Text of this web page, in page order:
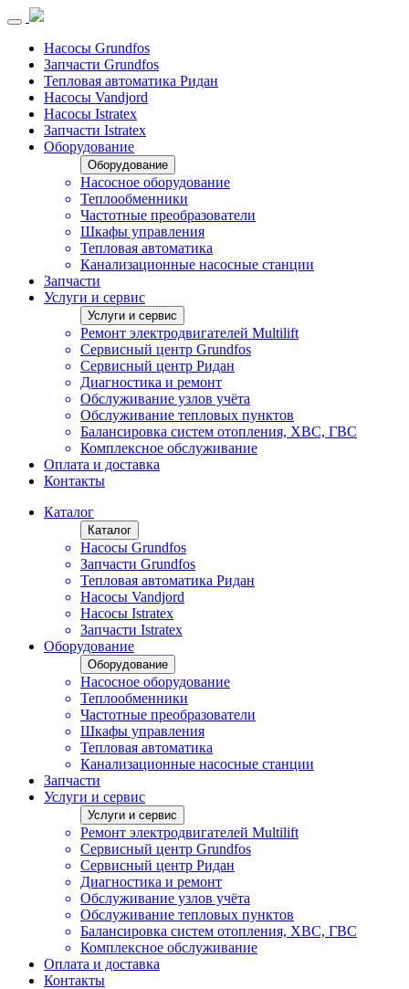
Насосы Grundfos
Запчасти Grundfos
Тепловая автоматика Ридан
Насосы Vandjord
Насосы Istratex
Запчасти Istratex
Оборудование
Оборудование
Насосное оборудование
Теплообменники
Частотные преобразователи
Шкафы управления
Тепловая автоматика
Канализационные насосные станции
Запчасти
Услуги и сервис
Услуги и сервис
Ремонт электродвигателей Multilift
Сервисный центр Grundfos
Сервисный центр Ридан
Диагностика и ремонт
Обслуживание узлов учёта
Обслуживание тепловых пунктов
Балансировка систем отопления, ХВС, ГВС
Комплексное обслуживание
Оплата и доставка
Контакты
Каталог
Каталог
Насосы Grundfos
Запчасти Grundfos
Тепловая автоматика Ридан
Насосы Vandjord
Насосы Istratex
Запчасти Istratex
Оборудование
Оборудование
Насосное оборудование
Теплообменники
Частотные преобразователи
Шкафы управления
Тепловая автоматика
Канализационные насосные станции
Запчасти
Услуги и сервис
Услуги и сервис
Ремонт электродвигателей Multilift
Сервисный центр Grundfos
Сервисный центр Ридан
Диагностика и ремонт
Обслуживание узлов учёта
Обслуживание тепловых пунктов
Балансировка систем отопления, ХВС, ГВС
Комплексное обслуживание
Оплата и доставка
Контакты